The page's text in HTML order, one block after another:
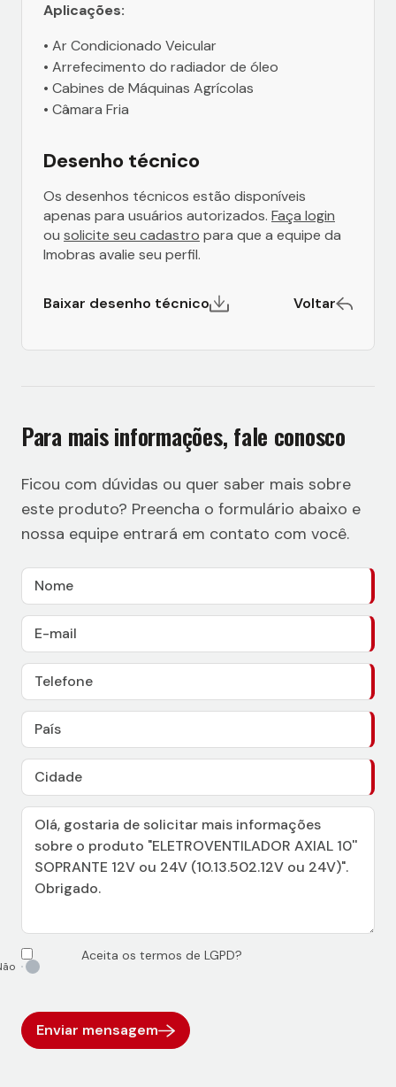
Aplicações:
• Ar Condicionado Veicular
• Arrefecimento do radiador de óleo
• Cabines de Máquinas Agrícolas
• Câmara Fria
Desenho técnico
Os desenhos técnicos estão disponíveis
apenas para usuários autorizados. Faça login
ou solicite seu cadastro para que a equipe da
Imobras avalie seu perfil.
Baixar desenho técnico Voltar
Para mais informações, fale conosco
Ficou com dúvidas ou quer saber mais sobre
este produto? Preencha o formulário abaixo e
nossa equipe entrará em contato com você.
Aceita os termos de LGPD?
Enviar mensagem